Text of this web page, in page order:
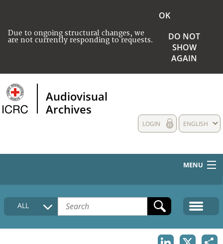
Due to ongoing structural changes, we
are not currently responding to requests.
OK
DO NOT
SHOW
AGAIN
Audiovisual
Archives
ENGLISH
LOGIN
MENU
HOME
COLLECTIONS DESCRIPTION
ALL